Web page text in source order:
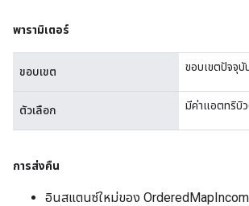
พารามิเตอร์
ขอบเขต ขอบเขตปัจจุบั
ตัวเลือก มีค่าแอตทริบิ
การส่งคืน
อินสแตนซ์ใหม่ของ